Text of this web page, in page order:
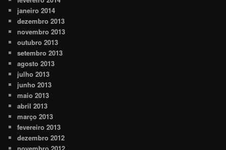
janeiro 2014
dezembro 2013
novembro 2013
outubro 2013
setembro 2013
agosto 2013
julho 2013
junho 2013
maio 2013
abril 2013
março 2013
fevereiro 2013
dezembro 2012